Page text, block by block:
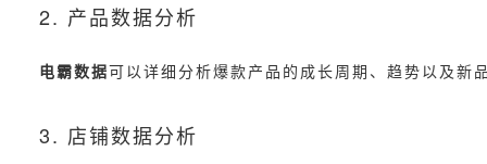
2. 产品数据分析
电霸数据可以详细分析爆款产品的成长周期、趋势以及新
3. 店铺数据分析